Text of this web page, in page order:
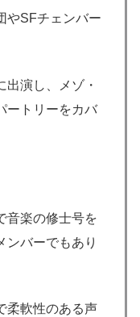
やSFチェンバー
出演し、メゾ・
ートリーをカバ
音楽の修士号を
ンバーでもあり
柔軟性のある声